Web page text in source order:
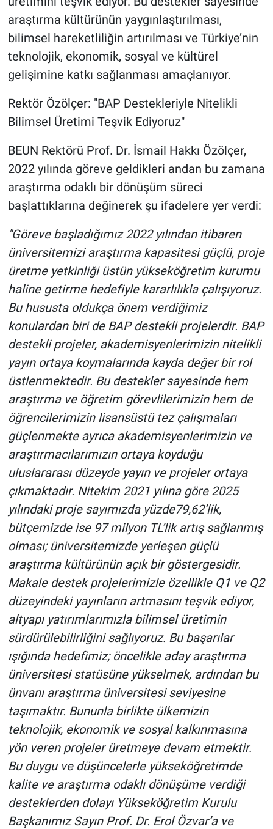
araştırma kültürünün yaygınlaştırılması,
bilimsel hareketliliğin artırılması ve Türkiye’nin
teknolojik, ekonomik, sosyal ve kültürel
gelişimine katkı sağlanması amaçlanıyor.
Rektör Özölçer: "BAP Destekleriyle Nitelikli
Bilimsel Üretimi Teşvik Ediyoruz"
BEUN Rektörü Prof. Dr. İsmail Hakkı Özölçer,
2022 yılında göreve geldikleri andan bu zamana
araştırma odaklı bir dönüşüm süreci
başlattıklarına değinerek şu ifadelere yer verdi:
"Göreve başladığımız 2022 yılından itibaren
üniversitemizi araştırma kapasitesi güçlü, proje
üretme yetkinliği üstün yükseköğretim kurumu
haline getirme hedefiyle kararlılıkla çalışıyoruz.
Bu hususta oldukça önem verdiğimiz
konulardan biri de BAP destekli projelerdir. BAP
destekli projeler, akademisyenlerimizin nitelikli
yayın ortaya koymalarında kayda değer bir rol
üstlenmektedir. Bu destekler sayesinde hem
araştırma ve öğretim görevlilerimizin hem de
öğrencilerimizin lisansüstü tez çalışmaları
güçlenmekte ayrıca akademisyenlerimizin ve
araştırmacılarımızın ortaya koyduğu
uluslararası düzeyde yayın ve projeler ortaya
çıkmaktadır. Nitekim 2021 yılına göre 2025
yılındaki proje sayımızda yüzde79,62’lik,
bütçemizde ise 97 milyon TL’lik artış sağlanmış
olması; üniversitemizde yerleşen güçlü
araştırma kültürünün açık bir göstergesidir.
Makale destek projelerimizle özellikle Q1 ve Q2
düzeyindeki yayınların artmasını teşvik ediyor,
altyapı yatırımlarımızla bilimsel üretimin
sürdürülebilirliğini sağlıyoruz. Bu başarılar
ışığında hedefimiz; öncelikle aday araştırma
üniversitesi statüsüne yükselmek, ardından bu
ünvanı araştırma üniversitesi seviyesine
taşımaktır. Bununla birlikte ülkemizin
teknolojik, ekonomik ve sosyal kalkınmasına
yön veren projeler üretmeye devam etmektir.
Bu duygu ve düşüncelerle yükseköğretimde
kalite ve araştırma odaklı dönüşüme verdiği
desteklerden dolayı Yükseköğretim Kurulu
Başkanımız Sayın Prof. Dr. Erol Özvar’a ve